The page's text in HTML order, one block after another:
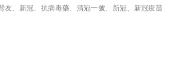
友、 新冠、 抗病毒藥、 清冠一號、 新冠、 新冠疫苗